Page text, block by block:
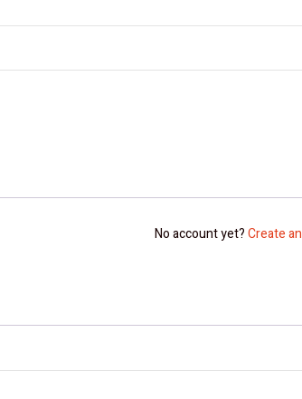
No account yet?Create